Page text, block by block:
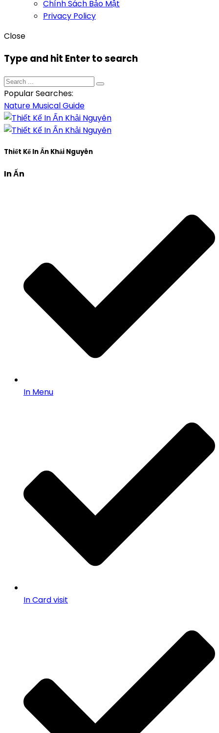
Chính Sách Bảo Mật
Privacy Policy
Close
Type and hit Enter to search
Popular Searches:
Nature MusicalGuide
Thiết Kế In Ấn Khải Nguyên
In Ấn
In Menu
In Card visit